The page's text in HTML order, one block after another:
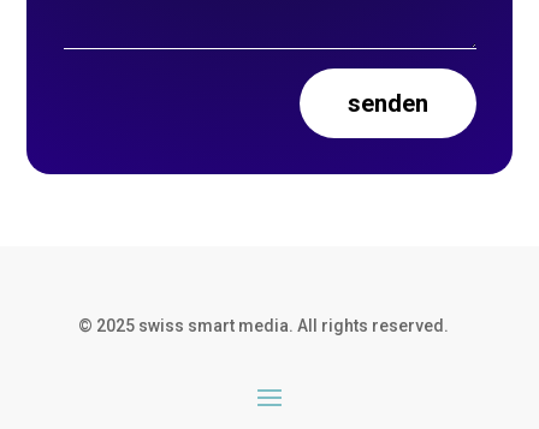
senden
© 2025 swiss smart media. All rights reserved.